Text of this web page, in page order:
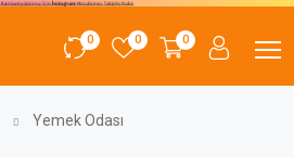
0 0 0
Yemek Odası